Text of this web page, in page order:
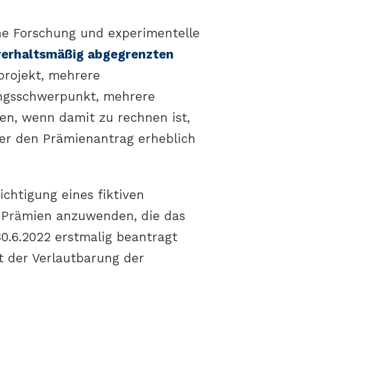
Forschung und experimentelle
abgegrenzten
mehrere
mehrere
wenn damit zu rechnen ist,
den Prämienantrag erheblich
eines fiktiven
anzuwenden, die das
erstmalig beantragt
der Verlautbarung der